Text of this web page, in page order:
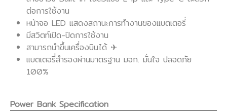
ต่อการใช้งาน
หน้าจอ LED แสดงสถานะการทำงานของแบตเตอรี่
มีสวิตท์เปิด-ปิดการใช้งาน
สามารถนำขึ้นเครื่องบินได้ ✈︎
แบตเตอรี่สำรองผ่านมาตรฐาน มอก. มั่นใจ ปลอดภัย
100%
Power Bank Specification